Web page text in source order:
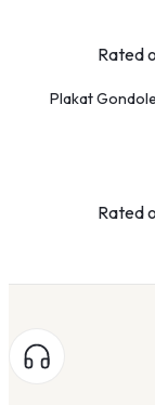
Rated
Plakat
Rated